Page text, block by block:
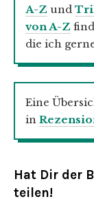
A-Z und
von A-Z
die ich
Eine
in
Hat Dir der
teilen!